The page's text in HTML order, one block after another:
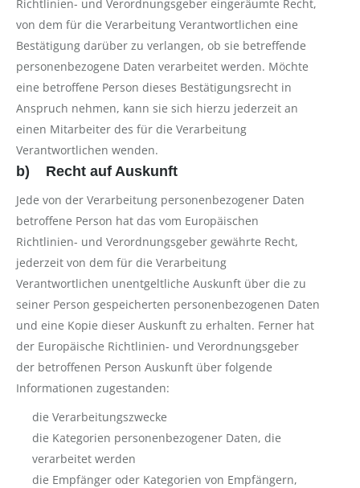
Richtlinien- und Verordnungsgeber eingeräumte Recht,
von dem für die Verarbeitung Verantwortlichen eine
Bestätigung darüber zu verlangen, ob sie betreffende
personenbezogene Daten verarbeitet werden. Möchte
eine betroffene Person dieses Bestätigungsrecht in
Anspruch nehmen, kann sie sich hierzu jederzeit an
einen Mitarbeiter des für die Verarbeitung
Verantwortlichen wenden.
b) Recht auf Auskunft
Jede von der Verarbeitung personenbezogener Daten
betroffene Person hat das vom Europäischen
Richtlinien- und Verordnungsgeber gewährte Recht,
jederzeit von dem für die Verarbeitung
Verantwortlichen unentgeltliche Auskunft über die zu
seiner Person gespeicherten personenbezogenen Daten
und eine Kopie dieser Auskunft zu erhalten. Ferner hat
der Europäische Richtlinien- und Verordnungsgeber
der betroffenen Person Auskunft über folgende
Informationen zugestanden:
die Verarbeitungszwecke
die Kategorien personenbezogener Daten, die
verarbeitet werden
die Empfänger oder Kategorien von Empfängern,